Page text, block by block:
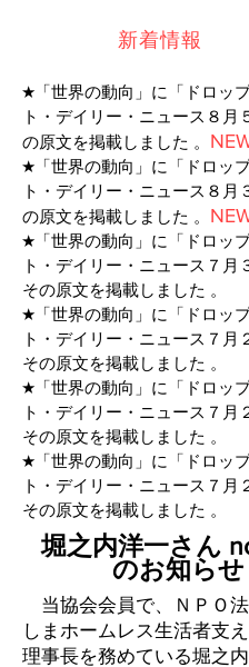
新着情報
​★ 「世界の動向」に
「ドロッ
ト・デイリー・ニュース８月
の原文を掲載しました 。
​★ 「世界の動向」に
「ドロッ
ト・デイリー・ニュース８月
の原文を掲載しました 。
​★ 「世界の動向」に
「ドロッ
ト・デイリー・ニュース７月
その原文を掲載しました 。
​★ 「世界の動向」に
「ドロッ
ト・デイリー・ニュース７月
その原文を掲載しました 。
​★ 「世界の動向」に
「ドロッ
ト・デイリー・ニュース７月
その原文を掲載しました 。
​★ 「世界の動向」に
「ドロッ
ト・デイリー・ニュース７月
その原文を掲載しました 。
堀之内洋一さん
のお知らせ
当協会会員で、ＮＰＯ
しまホームレス生活者支え
理事長を務めている堀之